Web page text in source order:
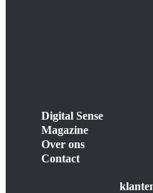
Digital Sense
Magazine
Over ons
Contact